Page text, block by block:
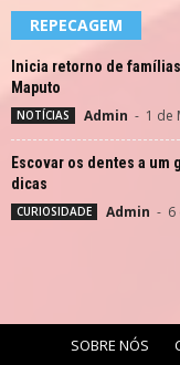
REPECAGEM
Inicia retorno de
Maputo
NOTÍCIAS Admin - 1 de
Escovar os dentes a
dicas
CURIOSIDADE Admin - 6
SOBRE NÓS